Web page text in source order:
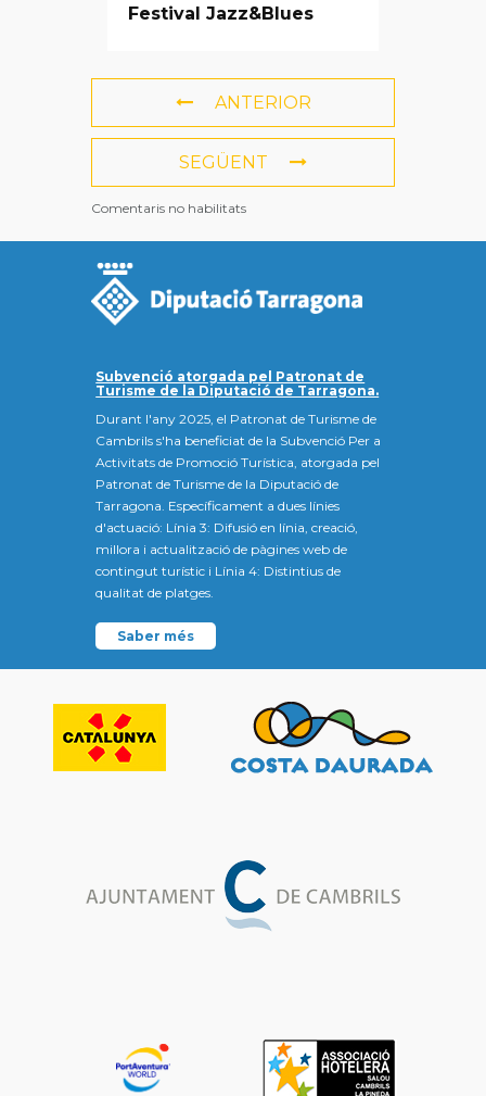
Festival Jazz&Blues
ANTERIOR
SEGÜENT
Comentaris no habilitats
Subvenció atorgada pel Patronat de
Turisme de la Diputació de Tarragona.
Durant l'any 2025, el Patronat de Turisme de
Cambrils s'ha beneficiat de la Subvenció Per a
Activitats de Promoció Turística, atorgada pel
Patronat de Turisme de la Diputació de
Tarragona. Específicament a dues línies
d'actuació: Línia 3: Difusió en línia, creació,
millora i actualització de pàgines web de
contingut turístic i Línia 4: Distintius de
qualitat de platges.
Saber més